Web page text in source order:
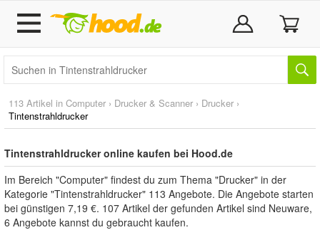
113 Artikel in Computer › Drucker & Scanner › Drucker ›
Tintenstrahldrucker
Tintenstrahldrucker online kaufen bei Hood.de
Im Bereich "Computer" findest du zum Thema "Drucker" in der
Kategorie "Tintenstrahldrucker" 113 Angebote. Die Angebote starten
bei günstigen 7,19 €. 107 Artikel der gefunden Artikel sind Neuware,
6 Angebote kannst du gebraucht kaufen.